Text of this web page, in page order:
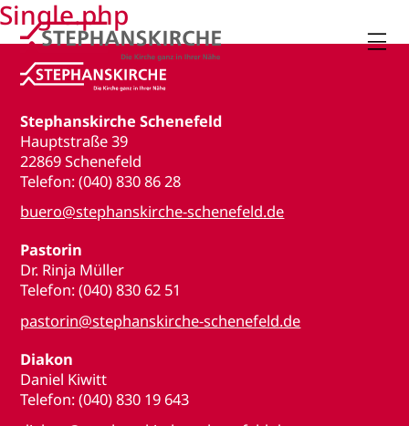

Stephanskirche Schenefeld
Hauptstraße 39
22869 Schenefeld
Telefon: (040) 830 86 28
buero@stephanskirche-schenefeld.de
Pastorin
Dr. Rinja Müller
Telefon: (040) 830 62 51
pastorin@stephanskirche-schenefeld.de
Diakon
Daniel Kiwitt
Telefon: (040) 830 19 643